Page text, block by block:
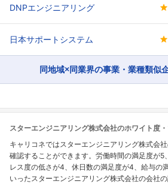
DNPエンジニアリング
日本サポートシステム
同地域×同業界の事業・業種類似
スターエンジニアリング株式会社のホワイト度
キャリコネではスターエンジニアリング株式会
確認することができます。労働時間の満足度が5
レス度の低さが4、休日数の満足度が4、給与の
いったスターエンジニアリング株式会社の会社